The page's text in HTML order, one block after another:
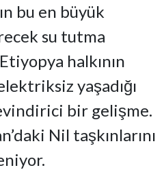
bu en büyük
su tutma
halkının
yaşadığı
bir gelişme.
Nil taşkınlarını